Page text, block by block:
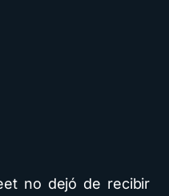
no dejó de recibir